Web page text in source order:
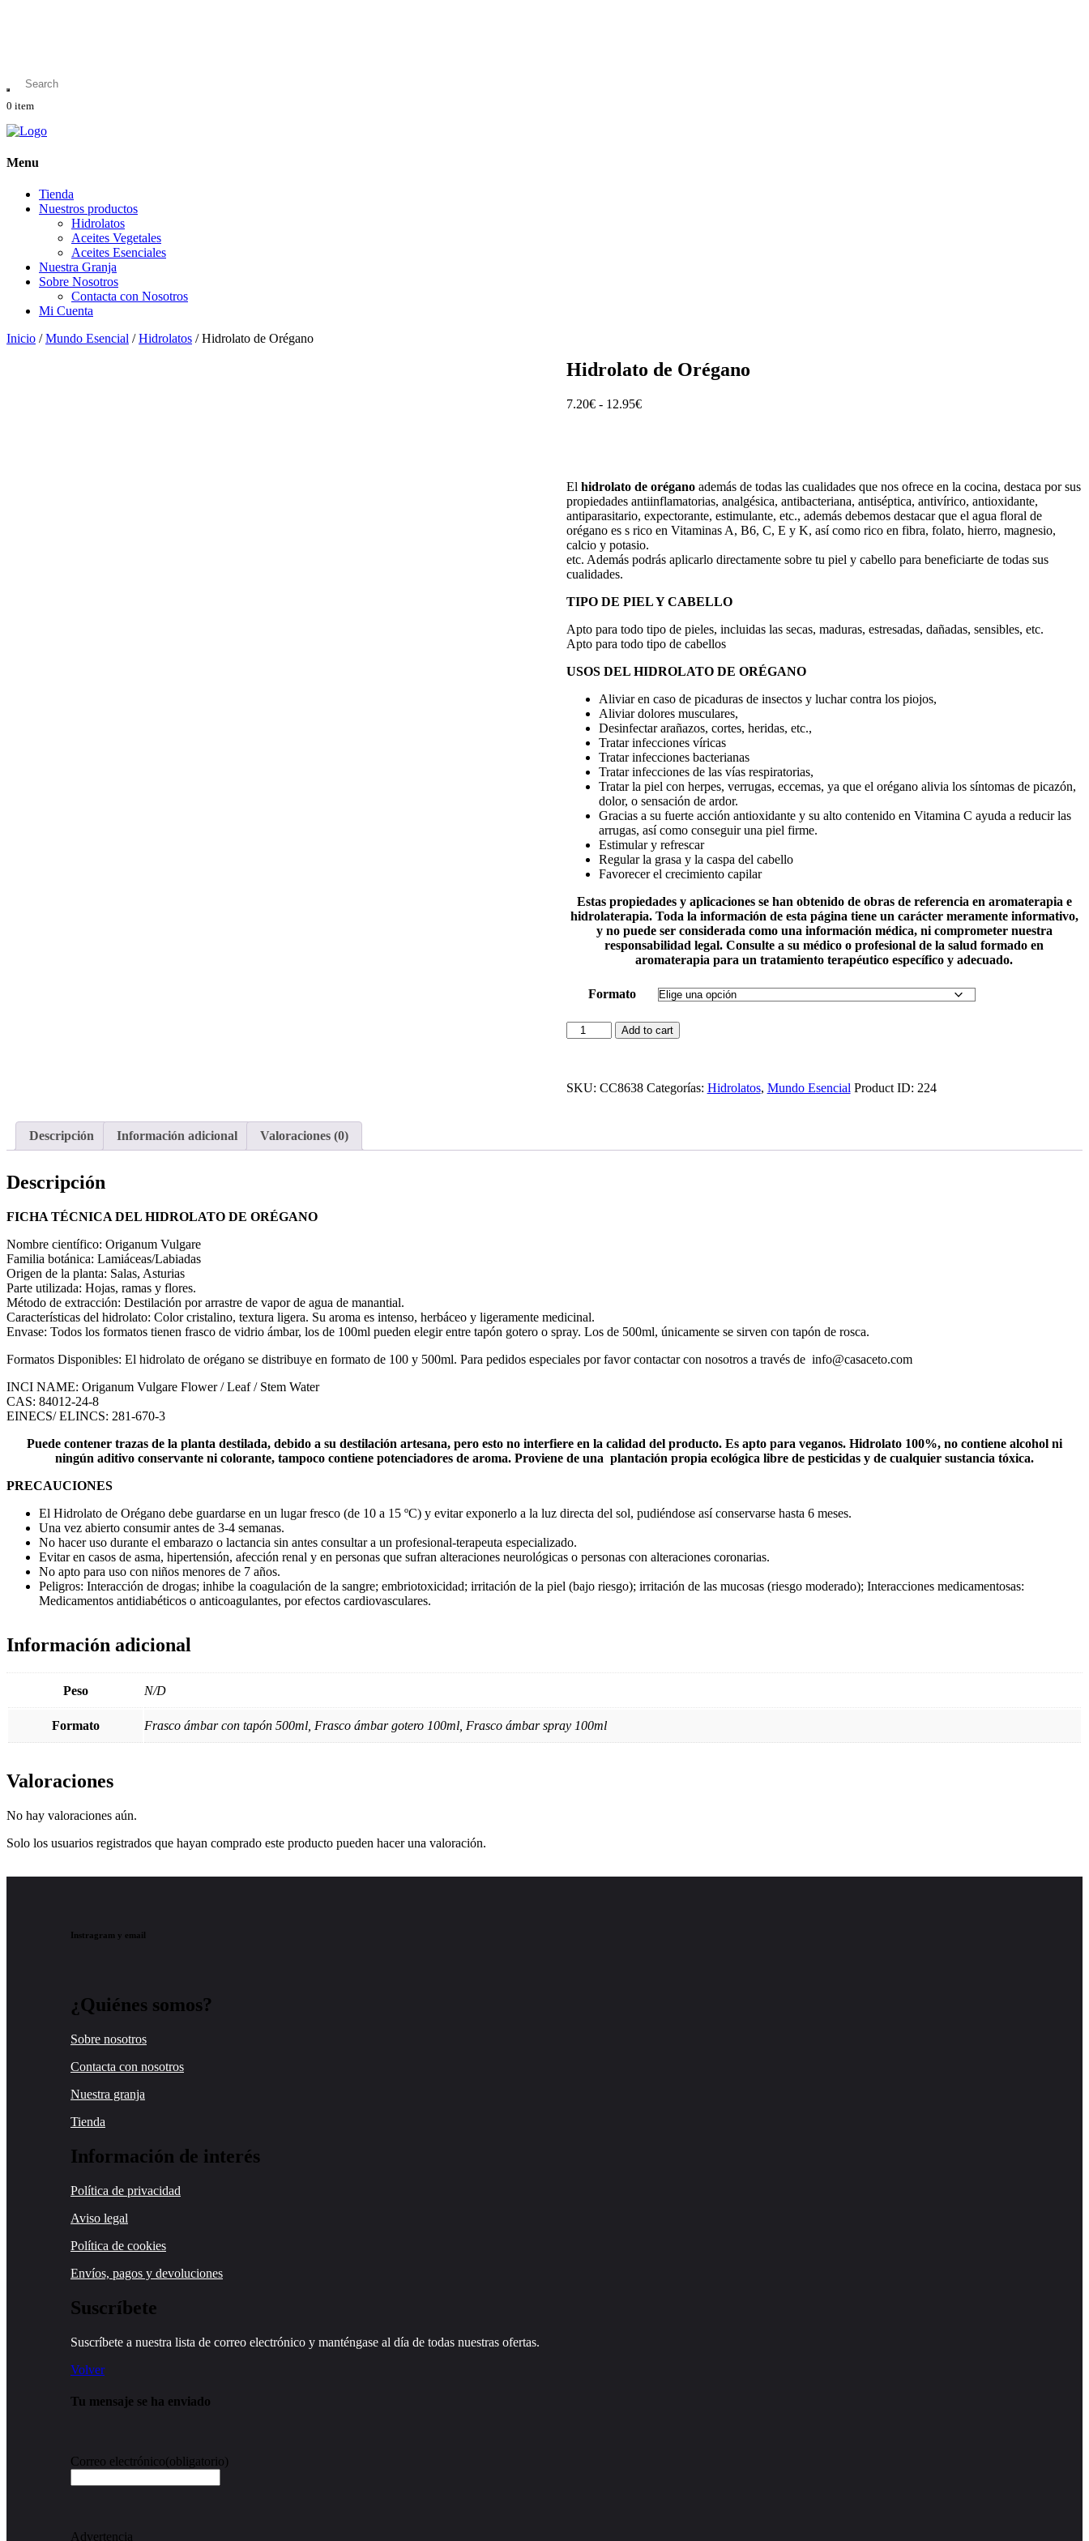
0 item
Menu
Tienda
Nuestros productos
Hidrolatos
Aceites Vegetales
Aceites Esenciales
Nuestra Granja
Sobre Nosotros
Contacta con Nosotros
Mi Cuenta
Inicio /Mundo Esencial /Hidrolatos / Hidrolato de Orégano
Hidrolato de Orégano
7.20€ - 12.95€Rango
12.95€
El hidrolato de orégano además de todas las cualidades que nos ofrece en la cocina, destaca por sus
propiedades antiinflamatorias, analgésica, antibacteriana, antiséptica, antivírico, antioxidante,
antiparasitario, expectorante, estimulante, etc., además debemos destacar que el agua floral de
orégano es s rico en Vitaminas A, B6, C, E y K, así como rico en fibra, folato, hierro, magnesio,
calcio y potasio.
etc. Además podrás aplicarlo directamente sobre tu piel y cabello para beneficiarte de todas sus
cualidades.
TIPO DE PIEL Y CABELLO
Apto para todo tipo de pieles, incluidas las secas, maduras, estresadas, dañadas, sensibles, etc.
Apto para todo tipo de cabellos
USOS DEL HIDROLATO DE ORÉGANO
Aliviar en caso de picaduras de insectos y luchar contra los piojos,
Aliviar dolores musculares,
Desinfectar arañazos, cortes, heridas, etc.,
Tratar infecciones víricas
Tratar infecciones bacterianas
Tratar infecciones de las vías respiratorias,
Tratar la piel con herpes, verrugas, eccemas, ya que el orégano alivia los síntomas de picazón,
dolor, o sensación de ardor.
Gracias a su fuerte acción antioxidante y su alto contenido en Vitamina C ayuda a reducir las
arrugas, así como conseguir una piel firme.
Estimular y refrescar
Regular la grasa y la caspa del cabello
Favorecer el crecimiento capilar
Estas propiedades y aplicaciones se han obtenido de obras de referencia en aromaterapia e
hidrolaterapia. Toda la información de esta página tiene un carácter meramente informativo,
y no puede ser considerada como una información médica, ni comprometer nuestra
responsabilidad legal. Consulte a su médico o profesional de la salud formado en
aromaterapia para un tratamiento terapéutico específico y adecuado.
Formato
Hidrolato
de
Add to cart
SKU: CC8638 Categorías: Hidrolatos, Mundo Esencial Product ID: 224
Descripción Información adicional Valoraciones (0)
Descripción
FICHA TÉCNICA DEL HIDROLATO DE ORÉGANO
Nombre científico: Origanum Vulgare
Familia botánica: Lamiáceas/Labiadas
Origen de la planta: Salas, Asturias
Parte utilizada: Hojas, ramas y flores.
Método de extracción: Destilación por arrastre de vapor de agua de manantial.
Características del hidrolato: Color cristalino, textura ligera. Su aroma es intenso, herbáceo y ligeramente medicinal.
Envase: Todos los formatos tienen frasco de vidrio ámbar, los de 100ml pueden elegir entre tapón gotero o spray. Los de 500ml, únicamente se sirven con tapón de rosca.
Formatos Disponibles: El hidrolato de orégano se distribuye en formato de 100 y 500ml. Para pedidos especiales por favor contactar con nosotros a través de info@casaceto.com
INCI NAME: Origanum Vulgare Flower / Leaf / Stem Water
CAS: 84012-24-8
EINECS/ ELINCS: 281-670-3
Puede contener trazas de la planta destilada, debido a su destilación artesana, pero esto no interfiere en la calidad del producto. Es apto para veganos. Hidrolato 100%, no contiene alcohol ni
ningún aditivo conservante ni colorante, tampoco contiene potenciadores de aroma. Proviene de una plantación propia ecológica libre de pesticidas y de cualquier sustancia tóxica.
PRECAUCIONES
El Hidrolato de Orégano debe guardarse en un lugar fresco (de 10 a 15 ºC) y evitar exponerlo a la luz directa del sol, pudiéndose así conservarse hasta 6 meses.
Una vez abierto consumir antes de 3-4 semanas.
No hacer uso durante el embarazo o lactancia sin antes consultar a un profesional-terapeuta especializado.
Evitar en casos de asma, hipertensión, afección renal y en personas que sufran alteraciones neurológicas o personas con alteraciones coronarias.
No apto para uso con niños menores de 7 años.
Peligros: Interacción de drogas; inhibe la coagulación de la sangre; embriotoxicidad; irritación de la piel (bajo riesgo); irritación de las mucosas (riesgo moderado); Interacciones medicamentosas:
Medicamentos antidiabéticos o anticoagulantes, por efectos cardiovasculares.
Información adicional
Peso N/D
Formato Frasco ámbar con tapón 500ml, Frasco ámbar gotero 100ml, Frasco ámbar spray 100ml
Valoraciones
No hay valoraciones aún.
Solo los usuarios registrados que hayan comprado este producto pueden hacer una valoración.
Instragram y email
¿Quiénes somos?
Sobre nosotros
Contacta con nosotros
Nuestra granja
Tienda
Información de interés
Política de privacidad
Aviso legal
Política de cookies
Envíos, pagos y devoluciones
Suscríbete
Suscríbete a nuestra lista de correo electrónico y manténgase al día de todas nuestras ofertas.
Volver
Tu mensaje se ha enviado
Correo electrónico(obligatorio)
Advertencia